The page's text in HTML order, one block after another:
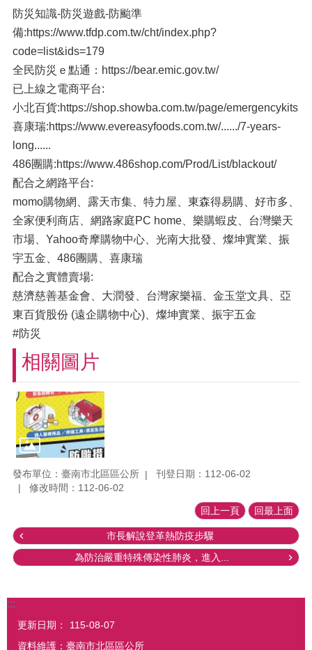
防災知識-防災遊戲-防颱準
備:https://www.tfdp.com.tw/cht/index.php?
code=list&ids=179
全民防災ｅ點通：https://bear.emic.gov.tw/
已上線之電商平台:
小北百貨:https://shop.showba.com.tw/page/emergencykits
喜康瑞:https://www.evereasyfoods.com.tw/....../7-years-
long......
486團購:https://www.486shop.com/Prod/List/blackout/
配合之網路平台:
momo購物網、露天市集、特力屋、東森得易購、好市多、
全家便利商店、網路家庭PC home、樂購蝦皮、台灣樂天
市場、Yahoo奇摩購物中心、光南大批發、燦坤實業、振
宇五金、486團購、喜康瑞
配合之實體賣場:
慈濟慈善基金會、大潤發、台灣家樂福、金玉堂文具、亞
東百貨股份 (遠企購物中心)、燦坤實業、振宇五金
#防災
相關圖片
發布單位：臺南市北區區公所
刊登日期：112-06-02
修改時間：112-06-02
回上一頁 回最上面
市長解說登革熱防疫步驟
為防治嚴重特殊傳染性肺炎，進入...
:::
更新日期：
115-08-07
資料維護：臺南市北區區公所